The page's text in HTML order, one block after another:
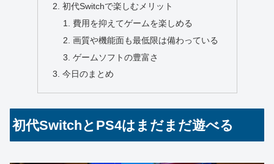
初代Switchで楽しむメリット
費用を抑えてゲームを楽しめる
画質や機能面も最低限は備わっている
ゲームソフトの豊富さ
今日のまとめ
初代SwitchとPS4はまだまだ遊べる